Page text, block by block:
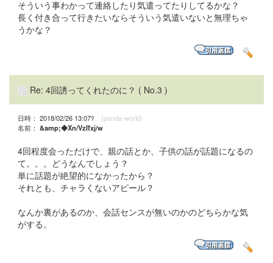
そういう事わかって連絡したり気遣ってたりしてるかな？
長く付き合って行きたいならそういう気遣いないと無理ちゃ
うかな？
Re: 4回誘ってくれたのに？ ( No.3 )
日時： 2018/02/26 13:07ﾂ (panda-world)
名前： &amp;◆Xn/VzIfxj/w
4回程度会っただけで、親の話とか、子供の話が話題になるの
て。。。どうなんでしょう？
単に話題が絶望的になかったから？
それとも、チャラくないアピール？
なんか裏があるのか、会話センスが無いのかのどちらかな気
がする。